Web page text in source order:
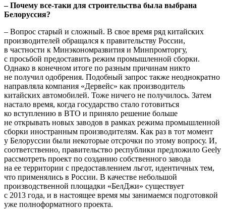
– Почему все-таки для строительства была выбрана
Белоруссия?
– Вопрос старый и сложный. В свое время ряд китайских
производителей обращался к правительству России,
в частности к Минэкономразвития и Минпромторгу,
с просьбой предоставить режим промышленной сборки.
Однако в конечном итоге по разным причинам никто
не получил одобрения. Подобный запрос также неоднократно
направляла компания «Дервейс» как производитель
китайских автомобилей. Тоже ничего не получилось. Затем
настало время, когда государство стало готовиться
ко вступлению в ВТО и приняло решение больше
не открывать новых заводов в рамках режима промышленной
сборки иностранным производителям. Как раз в тот момент
у Белоруссии были некоторые отсрочки по этому вопросу. И,
соответственно, правительство республики предложило Geely
рассмотреть проект по созданию собственного завода
на ее территории с предоставлением льгот, идентичных тем,
что применялись в России. В качестве небольшой
производственной площадки «БелДжи» существует
с 2013 года, и в настоящее время мы занимаемся подготовкой
уже полноформатного проекта.